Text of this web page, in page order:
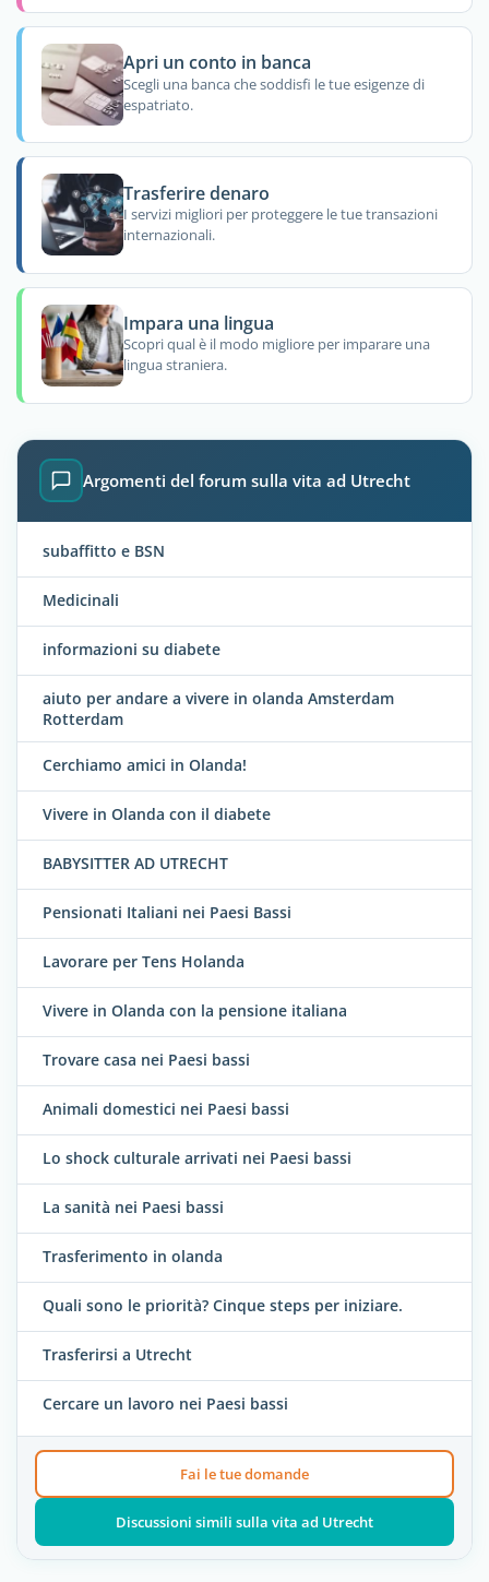
Apri un conto in banca
Scegli una banca che soddisfi le tue esigenze di
espatriato.
Trasferire denaro
I servizi migliori per proteggere le tue transazioni
internazionali.
Impara una lingua
Scopri qual è il modo migliore per imparare una
lingua straniera.
Argomenti del forum sulla vita ad Utrecht
subaffitto e BSN
Medicinali
informazioni su diabete
aiuto per andare a vivere in olanda Amsterdam
Rotterdam
Cerchiamo amici in Olanda!
Vivere in Olanda con il diabete
BABYSITTER AD UTRECHT
Pensionati Italiani nei Paesi Bassi
Lavorare per Tens Holanda
Vivere in Olanda con la pensione italiana
Trovare casa nei Paesi bassi
Animali domestici nei Paesi bassi
Lo shock culturale arrivati nei Paesi bassi
La sanità nei Paesi bassi
Trasferimento in olanda
Quali sono le priorità? Cinque steps per iniziare.
Trasferirsi a Utrecht
Cercare un lavoro nei Paesi bassi
Fai le tue domande
Discussioni simili sulla vita ad Utrecht